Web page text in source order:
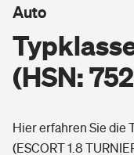
Wohnen
Freizeit
(HSN:
Auto
Hier erfahren Sie die
(ESCORT 1.8